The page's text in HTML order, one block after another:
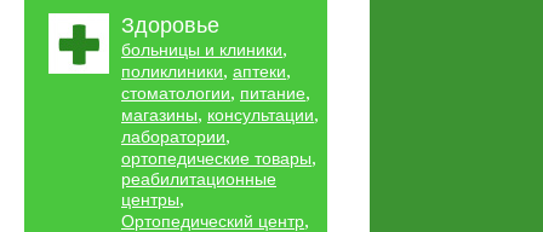
Здоровье
больницы и клиники,
поликлиники, аптеки,
стоматологии, питание,
магазины, консультации,
лаборатории,
ортопедические товары,
реабилитационные
центры,
Ортопедический центр,